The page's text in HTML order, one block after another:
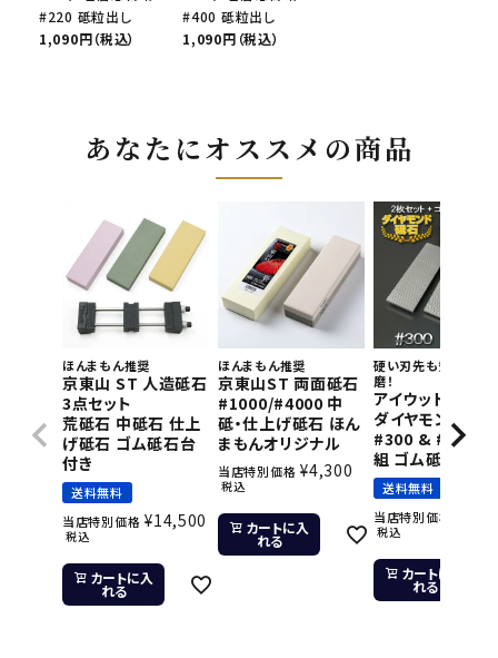
#220 砥粒出し
1,090円（税込）
#400 砥粒出し
1,090円（税込）
あなたにオススメの商品
ほんまもん推奨
京東山 ST 人造砥石
3点セット
荒砥石 中砥石 仕上
げ砥石 ゴム砥石台
付き
送料無料
当店特別価格 ¥14,500
税込
カートに入
れる
ほんまもん推奨
京東山ST 両面砥石
#1000/#4000 中
砥・仕上げ砥石 ほん
まもんオリジナル
当店特別価格 ¥4,300
税込
カートに入
れる
硬い刃先も短時間で
磨！
アイウッド 片面
ダイヤモンド砥石
#300 & #800 2
組 ゴム砥石台付
送料無料
当店特別価格
税込
カートに入
れる